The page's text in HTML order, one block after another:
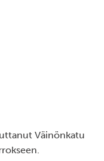
Väinönkatu